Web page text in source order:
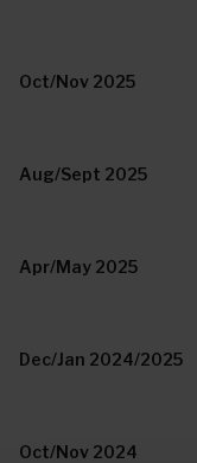
Oct/Nov 2025
Aug/Sept 2025
Apr/May 2025
Dec/Jan 2024/2025
Oct/Nov 2024